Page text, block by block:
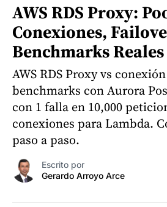
AWS RDS Proxy:
Conexiones,
Benchmarks Reales
AWS RDS Proxy vs
benchmarks con Aurora
con 1 falla en 10,000
conexiones para Lambda.
paso a paso.
Escrito por
Gerardo Arroyo Arce